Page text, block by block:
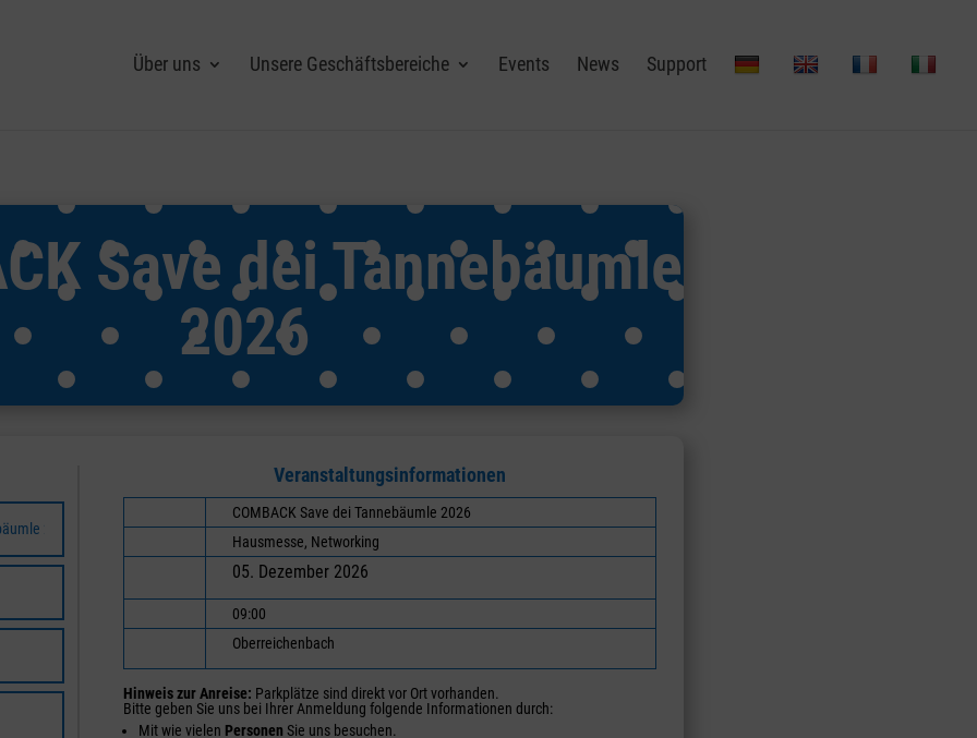
Über uns Unsere Geschäftsbereiche Events News Support
Save dei Tannebäumle
2026
Veranstaltungsinformationen
COMBACK Save dei Tannebäumle 2026
Hausmesse, Networking
05. Dezember 2026
09:00
Oberreichenbach
Hinweis zur Anreise: Parkplätze sind direkt vor Ort vorhanden.
Bitte geben Sie uns bei Ihrer Anmeldung folgende Informationen durch:
Mit wie vielen Personen Sie uns besuchen.